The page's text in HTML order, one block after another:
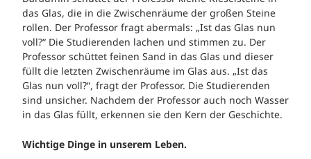
das Glas, die in die Zwischenräume der großen Steine
rollen. Der Professor fragt abermals: „Ist das Glas nun
voll?“ Die Studierenden lachen und stimmen zu. Der
Professor schüttet feinen Sand in das Glas und dieser
füllt die letzten Zwischenräume im Glas aus. „Ist das
Glas nun voll?“, fragt der Professor. Die Studierenden
sind unsicher. Nachdem der Professor auch noch Wasser
in das Glas füllt, erkennen sie den Kern der Geschichte.
Wichtige Dinge in unserem Leben.